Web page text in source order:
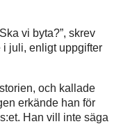
vi byta?”, skrev
i juli, enligt uppgifter
och kallade
erkände han för
Han vill inte säga